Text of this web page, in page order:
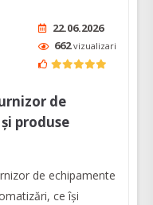
22.06.2026
662vizualizari
de
produse
de echipamente
ce își